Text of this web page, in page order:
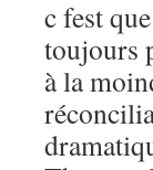
c fest
toujours
à la